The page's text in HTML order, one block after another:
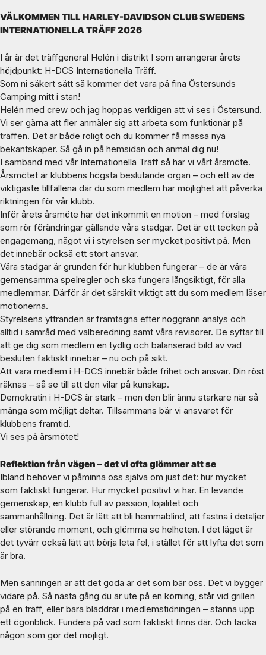
VÄLKOMMEN TILL HARLEY-DAVIDSON CLUB SWEDENS
INTERNATIONELLA TRÄFF 2026
I år är det träffgeneral Helén i distrikt I som arrangerar årets
höjdpunkt: H-DCS Internationella Träff.
Som ni säkert sätt så kommer det vara på fina Östersunds
Camping mitt i stan!
Helén med crew och jag hoppas verkligen att vi ses i Östersund.
Vi ser gärna att fler anmäler sig att arbeta som funktionär på
träffen. Det är både roligt och du kommer få massa nya
bekantskaper. Så gå in på hemsidan och anmäl dig nu!
I samband med vår Internationella Träff så har vi vårt årsmöte.
Årsmötet är klubbens högsta beslutande organ – och ett av de
viktigaste tillfällena där du som medlem har möjlighet att påverka
riktningen för vår klubb.
Inför årets årsmöte har det inkommit en motion – med förslag
som rör förändringar gällande våra stadgar. Det är ett tecken på
engagemang, något vi i styrelsen ser mycket positivt på. Men
det innebär också ett stort ansvar.
Våra stadgar är grunden för hur klubben fungerar – de är våra
gemensamma spelregler och ska fungera långsiktigt, för alla
medlemmar. Därför är det särskilt viktigt att du som medlem läser
motionerna.
Styrelsens yttranden är framtagna efter noggrann analys och
alltid i samråd med valberedning samt våra revisorer. De syftar till
att ge dig som medlem en tydlig och balanserad bild av vad
besluten faktiskt innebär – nu och på sikt.
Att vara medlem i H-DCS innebär både frihet och ansvar. Din röst
räknas – så se till att den vilar på kunskap.
Demokratin i H-DCS är stark – men den blir ännu starkare när så
många som möjligt deltar. Tillsammans bär vi ansvaret för
klubbens framtid.
Vi ses på årsmötet!
Reflektion från vägen – det vi ofta glömmer att se
Ibland behöver vi påminna oss själva om just det: hur mycket
som faktiskt fungerar. Hur mycket positivt vi har. En levande
gemenskap, en klubb full av passion, lojalitet och
sammanhållning. Det är lätt att bli hemmablind, att fastna i detaljer
eller störande moment, och glömma se helheten. I det läget är
det tyvärr också lätt att börja leta fel, i stället för att lyfta det som
är bra.
Men sanningen är att det goda är det som bär oss. Det vi bygger
vidare på. Så nästa gång du är ute på en körning, står vid grillen
på en träff, eller bara bläddrar i medlemstidningen – stanna upp
ett ögonblick. Fundera på vad som faktiskt finns där. Och tacka
någon som gör det möjligt.